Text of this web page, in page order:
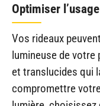
Optimiser
Vos rideaux
lumineuse de
et translucides qui
compromettre